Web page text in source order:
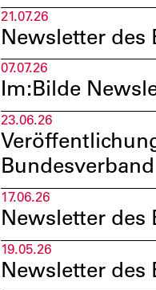
21.07.26
Newsletter des
07.07.26
Im:Bilde
23.06.26
Bundesverband
17.06.26
Newsletter des
19.05.26
Newsletter des